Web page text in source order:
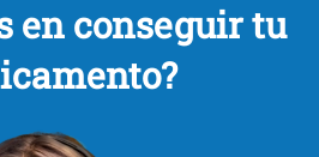
en conseguir tu